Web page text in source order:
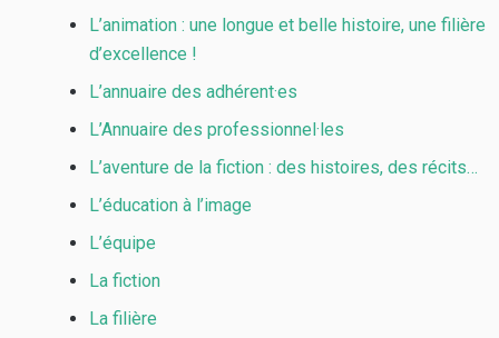
L’animation : une longue et belle histoire, une filière
d’excellence !
L’annuaire des adhérent·es
L’Annuaire des professionnel·les
L’aventure de la fiction : des histoires, des récits…
L’éducation à l’image
L’équipe
La fiction
La filière